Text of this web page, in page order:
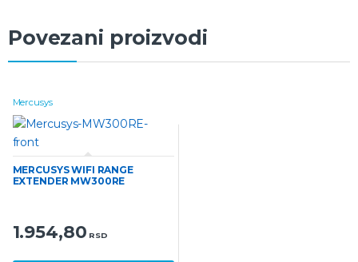
Povezani proizvodi
Mercusys
MERCUSYS WIFI RANGE
EXTENDER MW300RE
1.954,80 RSD